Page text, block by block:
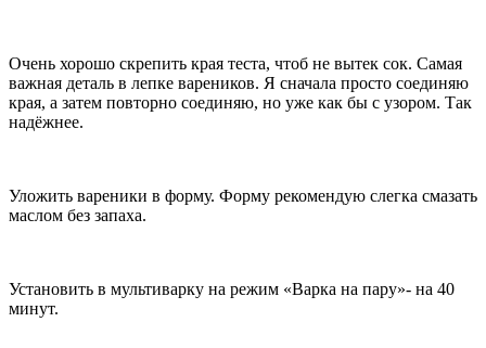
Очень хорошо скрепить края теста, чтоб не вытек сок. Самая
важная деталь в лепке вареников. Я сначала просто соединяю
края, а затем повторно соединяю, но уже как бы с узором. Так
надёжнее.
Уложить вареники в форму. Форму рекомендую слегка смазать
маслом без запаха.
Установить в мультиварку на режим «Варка на пару»- на 40
минут.